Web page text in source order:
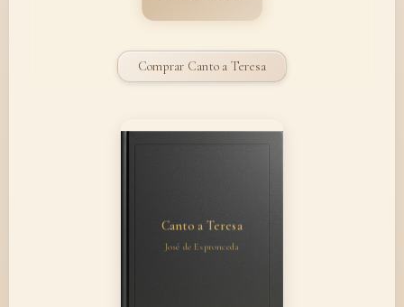
Comprar Canto a Teresa
Canto a Teresa
José de Espronceda